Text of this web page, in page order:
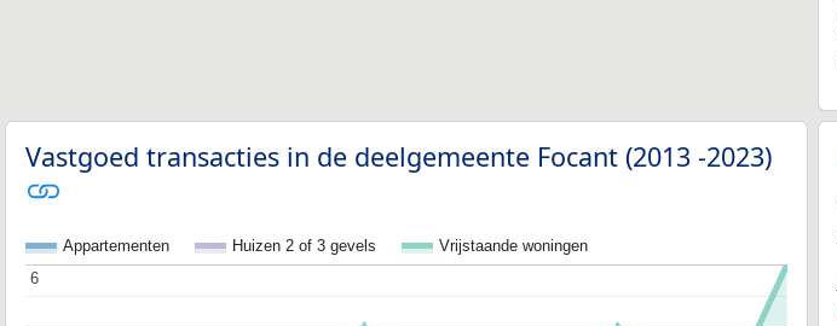
Vastgoed transacties in de deelgemeente Focant (2013 -2023)
Appartementen Huizen 2 of 3 gevels Vrijstaande woningen
6
6